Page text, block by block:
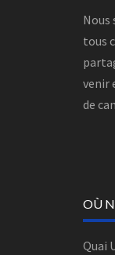
Nous
tous
venir
de
OÙ
Quai